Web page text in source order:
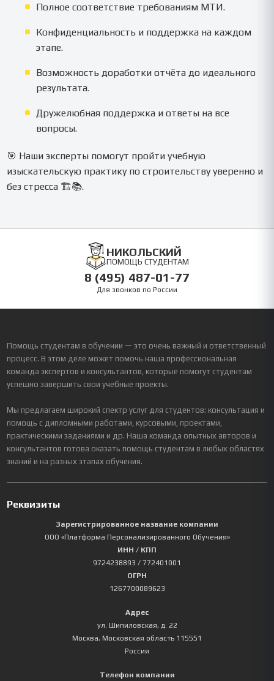
Полное соответствие требованиям МТИ.
Конфиденциальность и поддержка на каждом
этапе.
Возможность доработки отчёта до идеального
результата.
Дружелюбная поддержка и ответы на все
вопросы.
🎯 Наши эксперты помогут пройти учебную
изыскательскую практику по строительству уверенно и
без стресса 🏗️📚.
НИКОЛЬСКИЙ
ПОМОЩЬ СТУДЕНТАМ
8 (495) 487-01-77
Для звонков по России
Помощь студентам в обучении — это очень важный и ответственный
процесс. В этом деле может помочь наша профессиональная
команда экспертов и консультантов, которые помогут студентам
успешно завершить свои учебные проекты.
Мы предлагаем широкий спектр услуг для студентов: консультация и
помощь с дипломными работами, курсовыми, проектами,
практическими заданиями и др. Наша команда опытных авторов и
консультантов готова оказать помощь студентам в любых областях
знаний и на разных этапах обучения.
Реквизиты
Зарегистрированное название компании
ООО «Платформа Персонализированного Обучения»
ИНН / КПП
9724238893 / 772401001
ОГРН
1267700089623
Адрес
ул. Шипиловская, д. 22
Москва, Московская область 115551
Россия
Телефон компании